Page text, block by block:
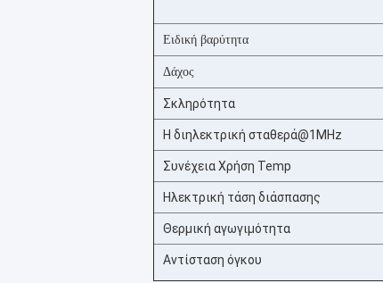
Ειδική βαρύτητα
Δάχος
Σκληρότητα
Η διηλεκτρική σταθερά@1MHz
Συνέχεια Χρήση Temp
Ηλεκτρική τάση διάσπασης
Θερμική αγωγιμότητα
Αντίσταση όγκου